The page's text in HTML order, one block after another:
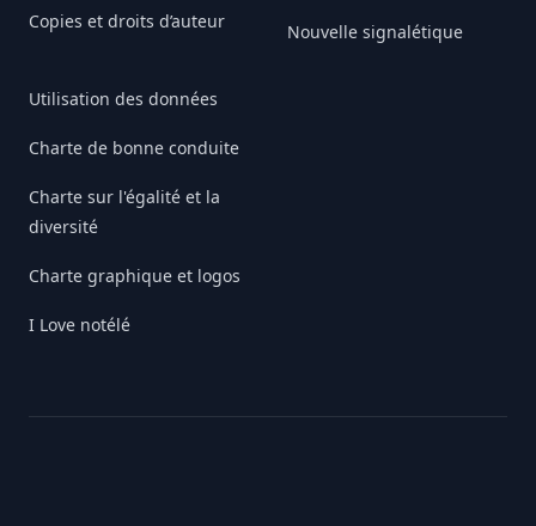
Copies et droits d’auteur
Utilisation des données
Charte de bonne conduite
Charte sur l'égalité et la
diversité
Charte graphique et logos
I Love notélé
Nouvelle signalétique